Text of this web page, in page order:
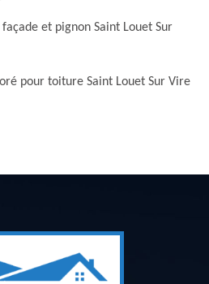
façade et pignon Saint Louet Sur
pour toiture Saint Louet Sur Vire